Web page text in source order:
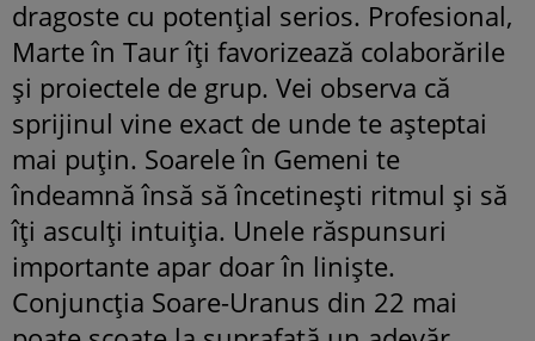
dragoste cu potențial serios. Profesional,
Marte în Taur îți favorizează colaborările
și proiectele de grup. Vei observa că
sprijinul vine exact de unde te așteptai
mai puțin. Soarele în Gemeni te
îndeamnă însă să încetinești ritmul și să
îți asculți intuiția. Unele răspunsuri
importante apar doar în liniște.
Conjuncția Soare-Uranus din 22 mai